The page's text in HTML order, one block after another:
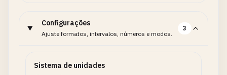
Configurações
Ajuste formatos, intervalos, números e modos.
3
Sistema de unidades